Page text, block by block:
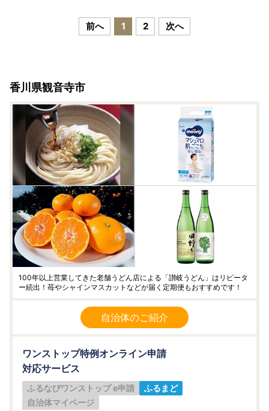
前へ 1 2 次へ
香川県観音寺市
100年以上営業してきた老舗うどん店による「讃岐うどん」はリピータ
ー続出！苺やシャインマスカットなどが届く定期便もおすすめです！
自治体のご紹介
ワンストップ特例オンライン申請
対応サービス
ふるなびワンストップ e申請
ふるまど
自治体マイページ